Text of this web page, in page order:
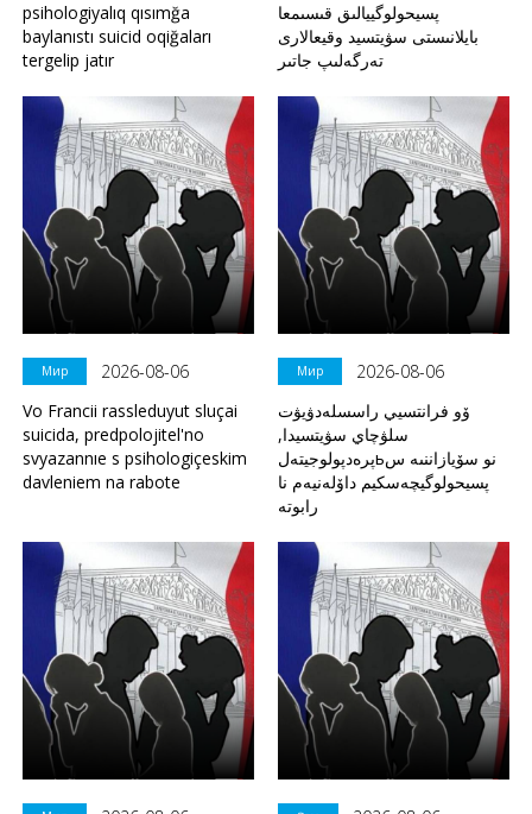
psihologiyalıq qısımğa
baylanıstı suicid oqiğaları
tergelip jatır
پسيحولوگييالىق قىسىمعا
بايلانىستى سۋيتسيد وقيعالارى
تەرگەلىپ جاتىر
Мир
2026-08-06
Vo Francii rassleduyut sluçai
suicida, predpolojitel'no
svyazannıe s psihologiçeskim
davleniem na rabote
Мир
2026-08-06
ۆو فرانتسيي راسسلەدۋيۋت
سلۋچاي سۋيتسيدا,
پرەدپولوجيتەلьنو سۆيازاننىە س
پسيحولوگيچەسكيم داۆلەنيەم نا
رابوتە